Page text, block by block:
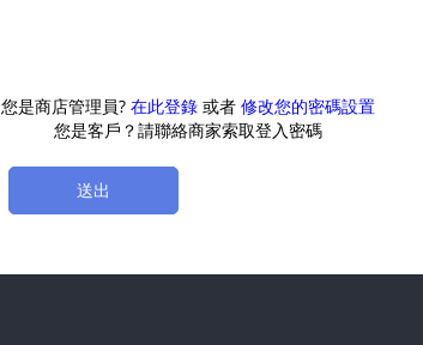
您是商店管理員? 在此登錄 或者 修改您的密碼設置
您是客戶？請聯絡商家索取登入密碼